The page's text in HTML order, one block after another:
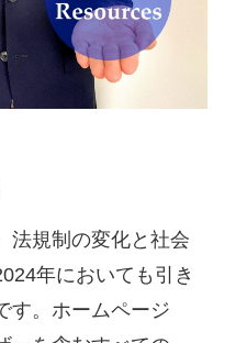
法規制の変化と社会
年においても引き
す。ホームページ